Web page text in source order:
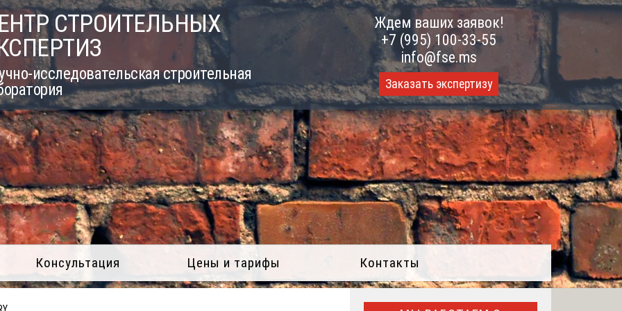
СТРОИТЕЛЬНЫХ
исследовательская строительная
Ждем ваших заявок!
+7 (995) 100-33-55
info@fse.ms
Заказать экспертизу
Консультация Цены и тарифы Контакты